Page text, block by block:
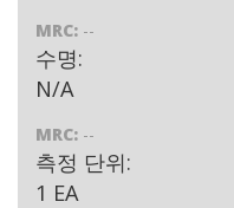
MRC: --
수명:
N/A
MRC: --
측정 단위:
1 EA